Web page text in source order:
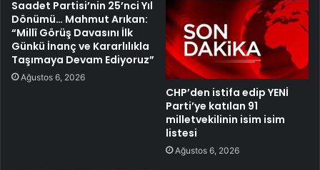
Saadet Partisi’nin 25’nci Yıl
Dönümü… Mahmut Arıkan:
“Millî Görüş Davasını İlk
Günkü İnanç ve Kararlılıkla
Taşımaya Devam Ediyoruz”
Ağustos 6, 2026
CHP’den istifa edip YENİ
Parti’ye katılan 91
milletvekilinin isim isim
listesi
Ağustos 6, 2026